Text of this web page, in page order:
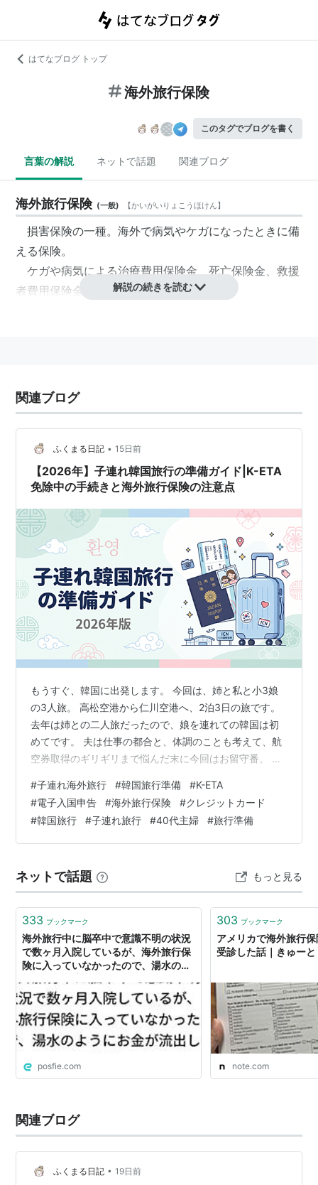
はてなブログ トップ
海外旅行保険
このタグでブログを書く
言葉の解説 ネットで話題 関連ブログ
海外旅行保険 (一般) 【かいがいりょこうほけん】
損害保険の一種。海外で病気やケガになったときに備
える保険。
ケガや病気による治療費用保険金、死亡保険金、救援
者費用保険金が中心的補償。
がある。
解説の続きを読む
関連ブログ
ふくまる日記 • 15日前
【2026年】子連れ韓国旅行の準備ガイド|K-ETA
免除中の手続きと海外旅行保険の注意点
もうすぐ、韓国に出発します。 今回は、姉と私と小3娘
の3人旅。 高松空港から仁川空港へ、2泊3日の旅です。
去年は姉との二人旅だったので、娘を連れての韓国は初
めてです。 夫は仕事の都合と、体調のことも考えて、航
空券取得のギリギリまで悩んだ末に今回はお留守番。 海
れませんでした。 （どこに泊まるかは、帰ってきてから
宿泊記で書きますね） さて、旅行前のわが家がバタバタ
と進めていた「渡韓前の手続き」。 忘れないうちに、そ
して同じ夏に渡韓する方の役に立つように、まとめてお
行に必要な手続きは「意外…
#子連れ海外旅行 #韓国旅行準備 #K-ETA
#電子入国申告 #海外旅行保険 #クレジットカード
#韓国旅行 #子連れ旅行 #40代主婦 #旅行準備
ネットで話題 もっと見る
333 ブックマーク
海外旅行中に脳卒中で意識不明の状況
で数ヶ月入院しているが、海外旅行保
険に入っていなかったので、湯水のよ
posfie.com
303 ブックマーク
アメリカで海外旅行
受診した話｜きゅーと
note.com
関連ブログ
ふくまる日記 • 19日前